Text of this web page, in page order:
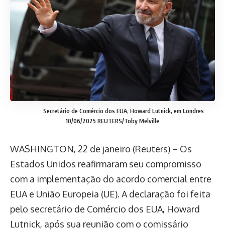
Secretário de Comércio dos EUA, Howard Lutnick, em Londres
10/06/2025 REUTERS/Toby Melville
WASHINGTON, 22 de janeiro (Reuters) – Os
Estados Unidos reafirmaram seu compromisso
com a implementação do acordo comercial entre
EUA e União Europeia (UE). A declaração foi feita
pelo secretário de Comércio dos EUA, Howard
Lutnick, após sua reunião com o comissário